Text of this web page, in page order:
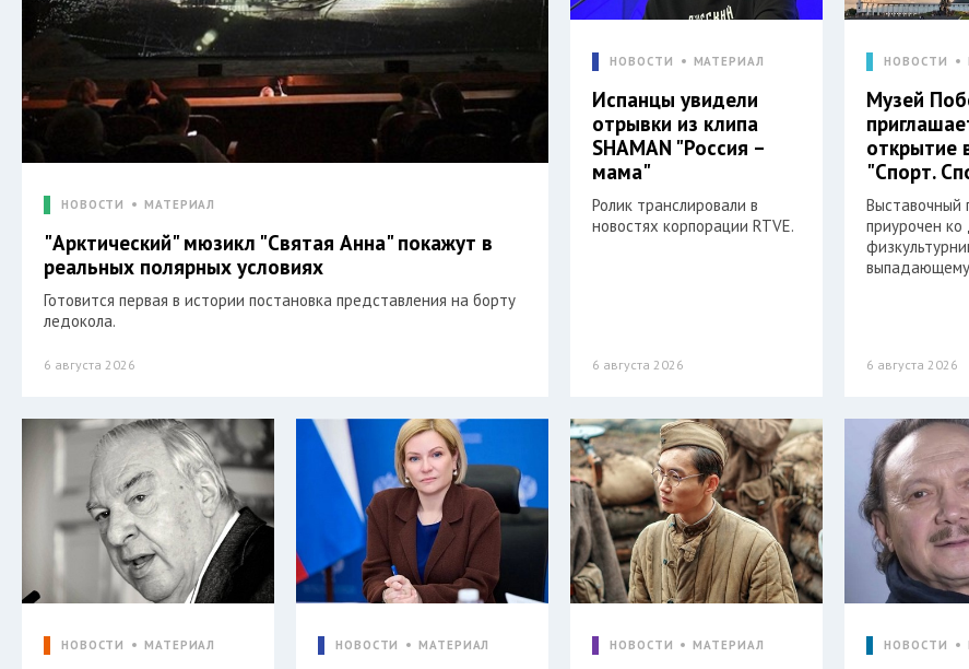
НОВОСТИ МАТЕРИАЛ
"Арктический" мюзикл "Святая Анна" покажут в
реальных полярных условиях
Готовится первая в истории постановка представления на борту
ледокола.
6 августа 2026
НОВОСТИ МАТЕРИАЛ
Испанцы увидели
отрывки из клипа
SHAMAN "Россия –
мама"
Ролик транслировали в
новостях корпорации RTVE.
6 августа 2026
НОВОСТИ
Музей
открытие
"Спорт.
Выставочный
приурочен
выпадающему
6 августа 2026
НОВОСТИ МАТЕРИАЛ НОВОСТИ МАТЕРИАЛ НОВОСТИ МАТЕРИАЛ НОВОСТИ